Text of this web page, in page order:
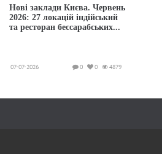
Нові заклади Києва. Червень
2026: 27 локацій індійський
та ресторан бессарабських...
07-07-2026 4879
0
0